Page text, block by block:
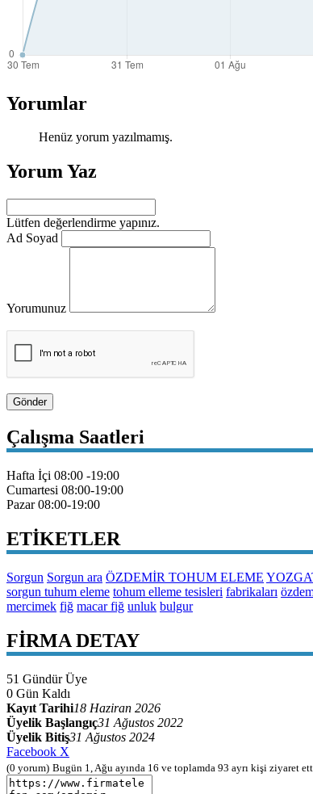
Yorumlar
Henüz yorum yazılmamış.
Yorum Yaz
Lütfen değerlendirme yapınız.
Ad Soyad
Yorumunuz
Gönder
Çalışma Saatleri
Hafta İçi 08:00 -19:00
Cumartesi 08:00-19:00
Pazar 08:00-19:00
ETİKETLER
Sorgun Sorgun ara ÖZDEMİR TOHUM ELEME
sorgun tuhum eleme tohum elleme tesisleri fabrikaları
mercimek fiğ macar fiğ unluk bulgur
FİRMA DETAY
51 Gündür Üye
0 Gün Kaldı
Kayıt Tarihi18 Haziran 2026
Üyelik Başlangıç31 Ağustos 2022
Üyelik Bitiş31 Ağustos 2024
Facebook X
(0 yorum) Bugün 1, Ağu ayında 16 ve toplamda 93 ayrı kişi ziyaret